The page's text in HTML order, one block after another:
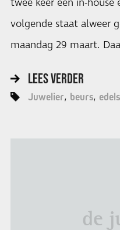
twee keer een in-house
volgende staat alweer
maandag 29 maart.
LEES VERDER
Juwelier beurs
de